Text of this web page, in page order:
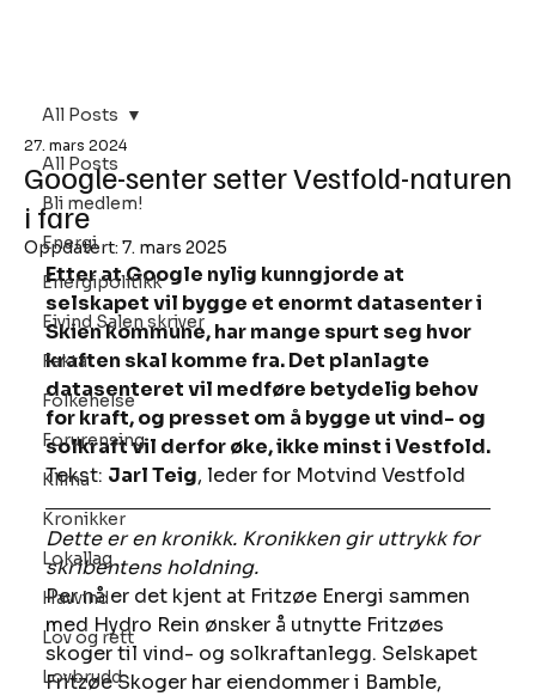
All Posts
Bli medlem!
Energi
Energipolitikk
Eivind Salen skriver
Fakta
Folkehelse
Forurensing
Klima
Kronikker
Lokallag
Havvind
Lov og rett
Lovbrudd
All Posts
Google-senter setter Vestfold-naturen
i fare
27. mars 2024
Oppdatert: 7. mars 2025
Etter at Google nylig kunngjorde at
selskapet vil bygge et enormt datasenter i
Skien kommune, har mange spurt seg hvor
kraften skal komme fra. Det planlagte
datasenteret vil medføre betydelig behov
for kraft, og presset om å bygge ut vind- og
solkraft vil derfor øke, ikke minst i Vestfold.
Tekst: Jarl Teig, leder for Motvind Vestfold
Dette er en kronikk. Kronikken gir uttrykk for
skribentens holdning.
Per nå er det kjent at Fritzøe Energi sammen
med Hydro Rein ønsker å utnytte Fritzøes
skoger til vind- og solkraftanlegg. Selskapet
Fritzøe Skoger har eiendommer i Bamble,